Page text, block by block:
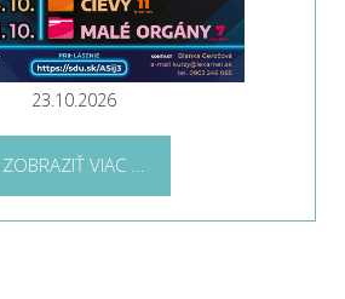
23.10.2026
ZOBRAZIŤ VIAC ...